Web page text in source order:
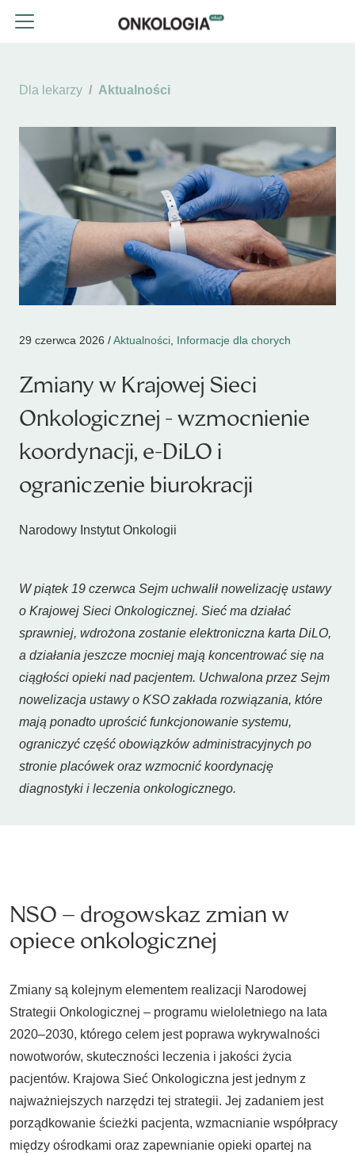
Dla lekarzy Aktualności
29 czerwca 2026 /Aktualności Informacje dla chorych
Zmiany w Krajowej Sieci
Onkologicznej - wzmocnienie
koordynacji, e-DiLO i
ograniczenie biurokracji
Narodowy Instytut Onkologii
W piątek 19 czerwca Sejm uchwalił nowelizację ustawy
o Krajowej Sieci Onkologicznej. Sieć ma działać
sprawniej, wdrożona zostanie elektroniczna karta DiLO,
a działania jeszcze mocniej mają koncentrować się na
ciągłości opieki nad pacjentem. Uchwalona przez Sejm
nowelizacja ustawy o KSO zakłada rozwiązania, które
mają ponadto uprościć funkcjonowanie systemu,
ograniczyć część obowiązków administracyjnych po
stronie placówek oraz wzmocnić koordynację
diagnostyki i leczenia onkologicznego.
NSO – drogowskaz zmian w
opiece onkologicznej
Zmiany są kolejnym elementem realizacji Narodowej
Strategii Onkologicznej – programu wieloletniego na lata
2020–2030, którego celem jest poprawa wykrywalności
nowotworów, skuteczności leczenia i jakości życia
pacjentów. Krajowa Sieć Onkologiczna jest jednym z
najważniejszych narzędzi tej strategii. Jej zadaniem jest
porządkowanie ścieżki pacjenta, wzmacnianie współpracy
między ośrodkami oraz zapewnianie opieki opartej na